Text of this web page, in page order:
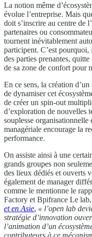
La notion même
évolue l’entreprise. Mais
doit s’inscrire au centre de
partenaires ou
tournent inévitablement
participent. C’est pourquoi,
des parties prenantes,
de sa zone de confort pour
En ce sens, la création
de dynamiser cet
de créer un spin-out
d’exploration de nouvelles
souplesse
managériale encourage la
performance.
On assiste ainsi à une
grands groupes non
des lieux dédiés et ouverts
également de manager
comme le mentionne le
Factory et Bpifrance Le lab,
et en Asie, « l’open lab
stratégie d’innovation
l’animation d’un
contributeurs à ce